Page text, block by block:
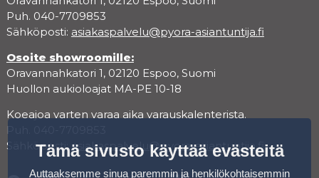
Puh. 040-7709853
Sähköposti: asiakaspalvelu@pyora-asiantuntija.fi
Osoite showroomille:
Oravannahkatori 1, 02120 Espoo, Suomi
Huollon aukioloajat MA-PE 10-18
Koeajoa varten varaa aika varauskalenterista.
Sähköposti:asiakaspalvelu@pyora-asiantuntija.fi
Tämä sivusto käyttää evästeitä
Auttaaksemme sinua paremmin ja henkilökohtaisemmin